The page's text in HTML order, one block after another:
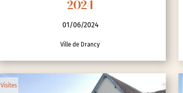
2024
01/06/2024
Ville de Drancy
Visites